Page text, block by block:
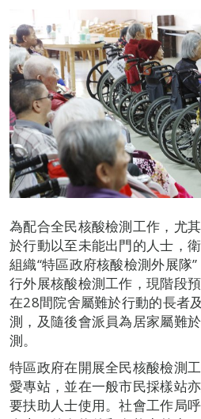
為配合全民核酸檢測工作，尤
於行動以至未能出門的人士，
組織“特區政府核酸檢測外展隊
行外展核酸檢測工作，現階段
在28間院舍屬難於行動的長者
測，及隨後會派員為居家屬難
測。
特區政府在開展全民核酸檢測
愛專站，並在一般市民採樣站
要扶助人士使用。社會工作局